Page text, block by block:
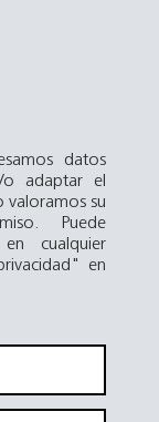
datos
o adaptar el
su
Puede
cualquier
en